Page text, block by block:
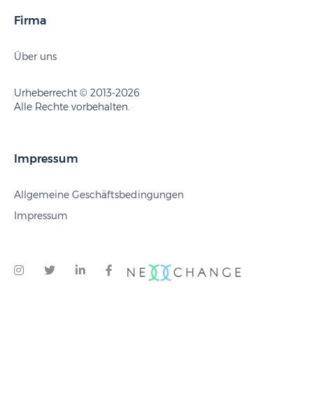
Firma
Über uns
Urheberrecht © 2013-2026
Alle Rechte vorbehalten.
Impressum
Allgemeine Geschäftsbedingungen
Impressum